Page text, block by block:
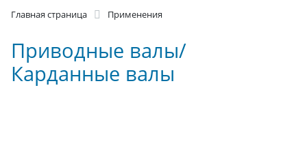
ПРИМЕНЕНИЯ
Главная страница Применения
Приводные валы/
Карданные валы